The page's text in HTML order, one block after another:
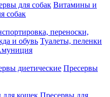
для собак Витамины и
собак
переноски,
и обувь Туалеты, пеленки
диетические Пресервы
для кошек Пресервы для